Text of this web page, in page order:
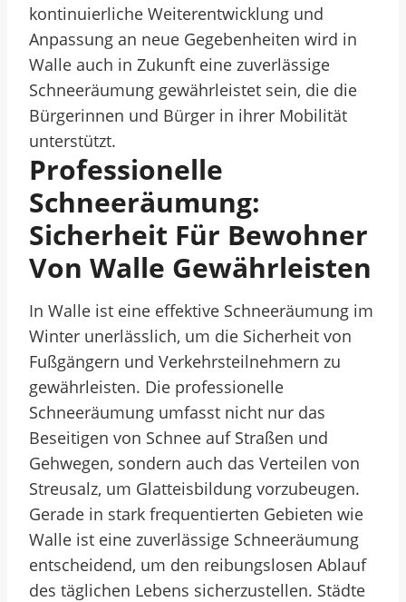
kontinuierliche Weiterentwicklung und
Anpassung an neue Gegebenheiten wird in
Walle auch in Zukunft eine zuverlässige
Schneeräumung gewährleistet sein, die die
Bürgerinnen und Bürger in ihrer Mobilität
unterstützt.
Professionelle
Schneeräumung:
Sicherheit Für Bewohner
Von Walle Gewährleisten
In Walle ist eine effektive Schneeräumung im
Winter unerlässlich, um die Sicherheit von
Fußgängern und Verkehrsteilnehmern zu
gewährleisten. Die professionelle
Schneeräumung umfasst nicht nur das
Beseitigen von Schnee auf Straßen und
Gehwegen, sondern auch das Verteilen von
Streusalz, um Glatteisbildung vorzubeugen.
Gerade in stark frequentierten Gebieten wie
Walle ist eine zuverlässige Schneeräumung
entscheidend, um den reibungslosen Ablauf
des täglichen Lebens sicherzustellen. Städte